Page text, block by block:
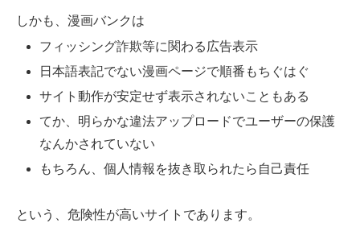
しかも、漫画バンクは
フィッシング詐欺等に関わる広告表示
日本語表記でない漫画ページで順番もちぐはぐ
サイト動作が安定せず表示されないこともある
てか、明らかな違法アップロードでユーザーの保護
なんかされていない
もちろん、個人情報を抜き取られたら自己責任
という、危険性が高いサイトであります。